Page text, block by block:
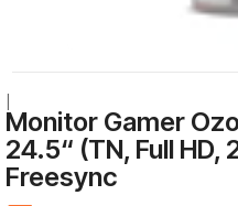
Monitor Gamer
24.5“ (TN, Full HD,
Freesync